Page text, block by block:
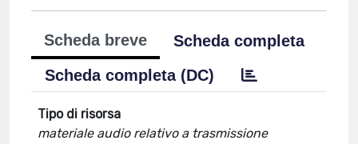
Scheda breve
Scheda completa
Scheda completa (DC)
Tipo di risorsa
materiale audio relativo a trasmissione